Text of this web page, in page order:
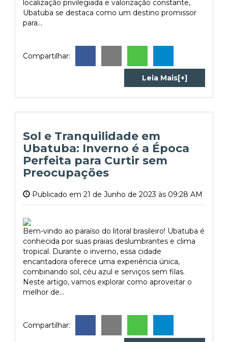
localização privilegiada e valorização constante,
Ubatuba se destaca como um destino promissor
para...
Compartilhar:
Leia Mais[+]
Sol e Tranquilidade em
Ubatuba: Inverno é a Época
Perfeita para Curtir sem
Preocupações
Publicado em 21 de Junho de 2023 às 09:28 AM
Bem-vindo ao paraíso do litoral brasileiro! Ubatuba é
conhecida por suas praias deslumbrantes e clima
tropical. Durante o inverno, essa cidade
encantadora oferece uma experiência única,
combinando sol, céu azul e serviços sem filas.
Neste artigo, vamos explorar como aproveitar o
melhor de...
Compartilhar: